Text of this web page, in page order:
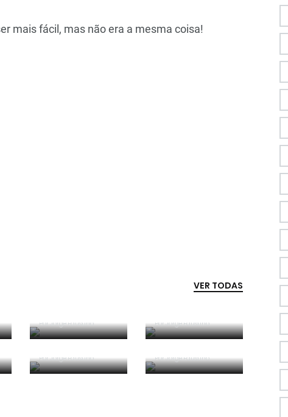
mais fácil, mas não era a mesma coisa!
VER TODAS
PorJorge Faustino PorJorge Faustino
Critério e
PorJorge Faustino
Forma vs
PorJorge Faustino